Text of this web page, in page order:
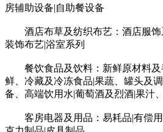
房辅助设备|自助餐设备
酒店布草及纺织布艺：酒店服饰
装饰布艺|浴室系列
餐饮食品及饮料：新鲜原材料及
鲜、冷藏及冷冻食品|果蔬、罐头及
备、高端饮用水|葡萄酒及烈酒|果汁
客房电器及用品：易耗品|有偿用